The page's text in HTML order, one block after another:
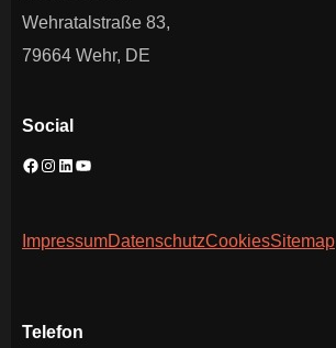
Wehratalstraße 83,
79664 Wehr, DE
Social
ImpressumDatenschutzCookiesSitemap
Telefon